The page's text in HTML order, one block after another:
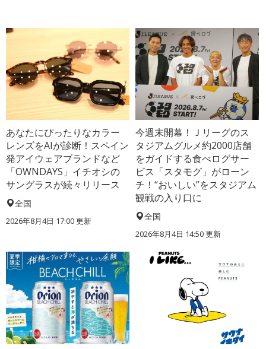
あなたにぴったりなカラー
レンズをAIが診断！スペイン
発アイウェアブランドなど
「OWNDAYS」イチオシの
サングラスが続々リリース
全国
2026年8月4日 17:00更新
今週末開幕！Ｊリーグのス
タジアムグルメ約2000店舗
をガイドする食べログサー
ビス「スタモグ」がローン
チ！“おいしい”をスタジアム
観戦の入り口に
全国
2026年8月4日 14:50更新